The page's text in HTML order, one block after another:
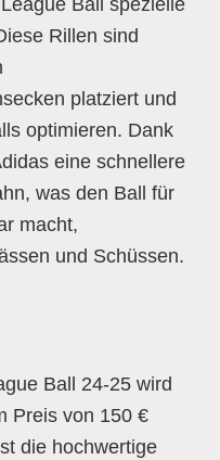
Ball spezielle
Rillen sind
platziert und
optimieren. Dank
eine schnellere
was den Ball für
macht,
und Schüssen.
Ball 24-25 wird
Preis von 150 €
die hochwertige